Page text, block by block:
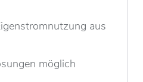
aus
möglich